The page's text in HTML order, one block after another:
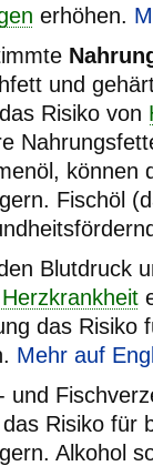
erhöhen.
und
Risiko von
können
Fischöl
Blutdruck
das Risiko
Mehr auf
und
Risiko für
Alkohol